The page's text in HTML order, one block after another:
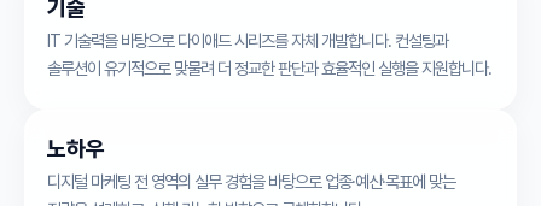
기술
IT 기술력을 바탕으로 다이애드 시리즈를 자체 개발합니다. 컨설팅과
솔루션이 유기적으로 맞물려 더 정교한 판단과 효율적인 실행을 지원합니다.
노하우
디지털 마케팅 전 영역의 실무 경험을 바탕으로 업종·예산·목표에 맞는